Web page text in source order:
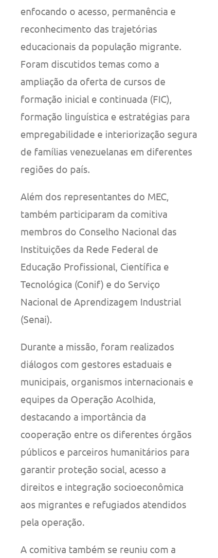
enfocando o acesso, permanência e
reconhecimento das trajetórias
educacionais da população migrante.
Foram discutidos temas como a
ampliação da oferta de cursos de
formação inicial e continuada (FIC),
formação linguística e estratégias para
empregabilidade e interiorização segura
de famílias venezuelanas em diferentes
regiões do país.
Além dos representantes do MEC,
também participaram da comitiva
membros do Conselho Nacional das
Instituições da Rede Federal de
Educação Profissional, Científica e
Tecnológica (Conif) e do Serviço
Nacional de Aprendizagem Industrial
(Senai).
Durante a missão, foram realizados
diálogos com gestores estaduais e
municipais, organismos internacionais e
equipes da Operação Acolhida,
destacando a importância da
cooperação entre os diferentes órgãos
públicos e parceiros humanitários para
garantir proteção social, acesso a
direitos e integração socioeconômica
aos migrantes e refugiados atendidos
pela operação.
A comitiva também se reuniu com a